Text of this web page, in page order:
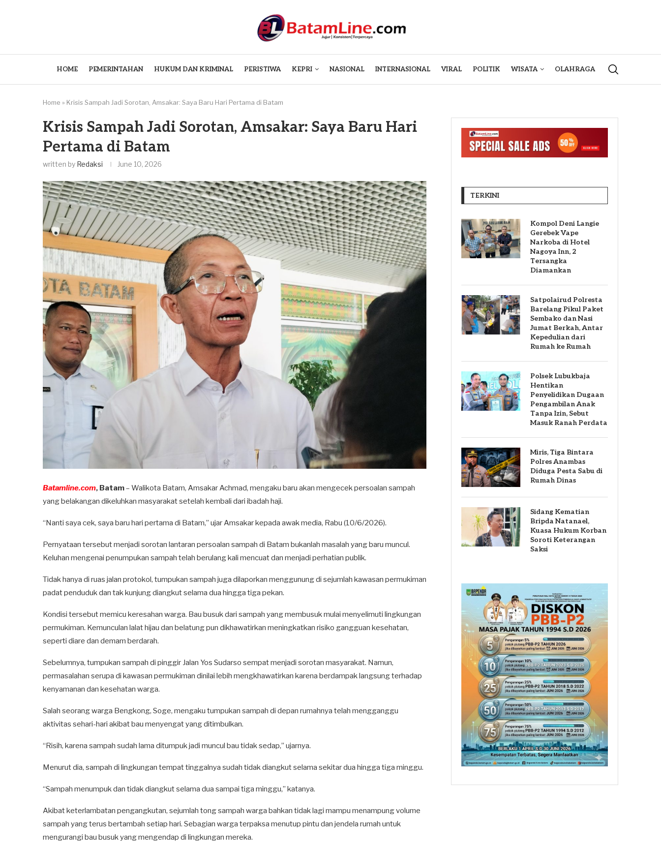
HOME PEMERINTAHAN HUKUM DAN KRIMINAL PERISTIWA KEPRI NASIONAL INTERNASIONAL VIRAL POLITIK WISATA OLAHRAGA
Home » Krisis Sampah Jadi Sorotan, Amsakar: Saya Baru Hari Pertama di Batam
Krisis Sampah Jadi Sorotan, Amsakar: Saya Baru Hari
Pertama di Batam
written by Redaksi June 10, 2026
Batamline.com, Batam– Walikota Batam, Amsakar Achmad, mengaku baru akan mengecek persoalan sampah
yang belakangan dikeluhkan masyarakat setelah kembali dari ibadah haji.
“Nanti saya cek, saya baru hari pertama di Batam,” ujar Amsakar kepada awak media, Rabu (10/6/2026).
Pernyataan tersebut menjadi sorotan lantaran persoalan sampah di Batam bukanlah masalah yang baru muncul.
Keluhan mengenai penumpukan sampah telah berulang kali mencuat dan menjadi perhatian publik.
Tidak hanya di ruas jalan protokol, tumpukan sampah juga dilaporkan menggunung di sejumlah kawasan permukiman
padat penduduk dan tak kunjung diangkut selama dua hingga tiga pekan.
Kondisi tersebut memicu keresahan warga. Bau busuk dari sampah yang membusuk mulai menyelimuti lingkungan
permukiman. Kemunculan lalat hijau dan belatung pun dikhawatirkan meningkatkan risiko gangguan kesehatan,
seperti diare dan demam berdarah.
Sebelumnya, tumpukan sampah di pinggir Jalan Yos Sudarso sempat menjadi sorotan masyarakat. Namun,
permasalahan serupa di kawasan permukiman dinilai lebih mengkhawatirkan karena berdampak langsung terhadap
kenyamanan dan kesehatan warga.
Salah seorang warga Bengkong, Soge, mengaku tumpukan sampah di depan rumahnya telah mengganggu
aktivitas sehari-hari akibat bau menyengat yang ditimbulkan.
“Risih, karena sampah sudah lama ditumpuk jadi muncul bau tidak sedap,” ujarnya.
Menurut dia, sampah di lingkungan tempat tinggalnya sudah tidak diangkut selama sekitar dua hingga tiga minggu.
“Sampah menumpuk dan tidak diangkut selama dua sampai tiga minggu,” katanya.
Akibat keterlambatan pengangkutan, sejumlah tong sampah warga bahkan tidak lagi mampu menampung volume
sampah yang terus bertambah setiap hari. Sebagian warga terpaksa menutup pintu dan jendela rumah untuk
mengurangi bau busuk yang mengendap di lingkungan mereka.
TERKINI
Kompol Deni Langie
Gerebek Vape
Narkoba di Hotel
Nagoya Inn, 2
Tersangka
Diamankan
Satpolairud Polresta
Barelang Pikul Paket
Sembako dan Nasi
Jumat Berkah, Antar
Kepedulian dari
Rumah ke Rumah
Polsek Lubukbaja
Hentikan
Penyelidikan Dugaan
Pengambilan Anak
Tanpa Izin, Sebut
Masuk Ranah Perdata
Miris, Tiga Bintara
Polres Anambas
Diduga Pesta Sabu di
Rumah Dinas
Sidang Kematian
Bripda Natanael,
Kuasa Hukum Korban
Soroti Keterangan
Saksi